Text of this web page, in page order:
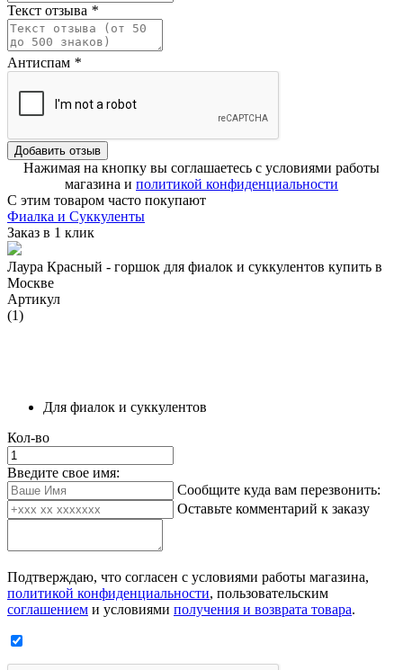
Текст отзыва *
Антиспам *
Добавить отзыв
Нажимая на кнопку вы соглашаетесь с условиями работы
магазина и политикой конфиденциальности
С этим товаром часто покупают
Фиалка и Суккуленты
Заказ в 1 клик
Лаура Красный - горшок для фиалок и суккулентов купить в
Москве
Артикул
(1)
Для фиалок и суккулентов
Кол-во
Введите свое имя:
Сообщите куда вам перезвонить:
Оставьте комментарий к заказу
Подтверждаю, что согласен с условиями работы магазина,
политикой конфиденциальности, пользовательским
соглашением и условиями получения и возврата товара.